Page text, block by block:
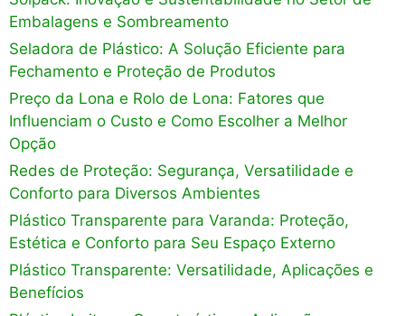
Embalagens e Sombreamento
Seladora de Plástico: A Solução Eficiente para
Fechamento e Proteção de Produtos
Preço da Lona e Rolo de Lona: Fatores que
Influenciam o Custo e Como Escolher a Melhor
Opção
Redes de Proteção: Segurança, Versatilidade e
Conforto para Diversos Ambientes
Plástico Transparente para Varanda: Proteção,
Estética e Conforto para Seu Espaço Externo
Plástico Transparente: Versatilidade, Aplicações e
Benefícios